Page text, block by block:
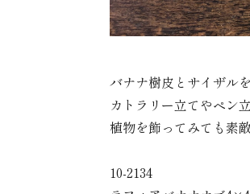
バナナ樹皮とサイザル
カトラリー立てやペン
植物を飾ってみても素
10-2134